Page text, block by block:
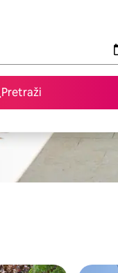
Pretraži